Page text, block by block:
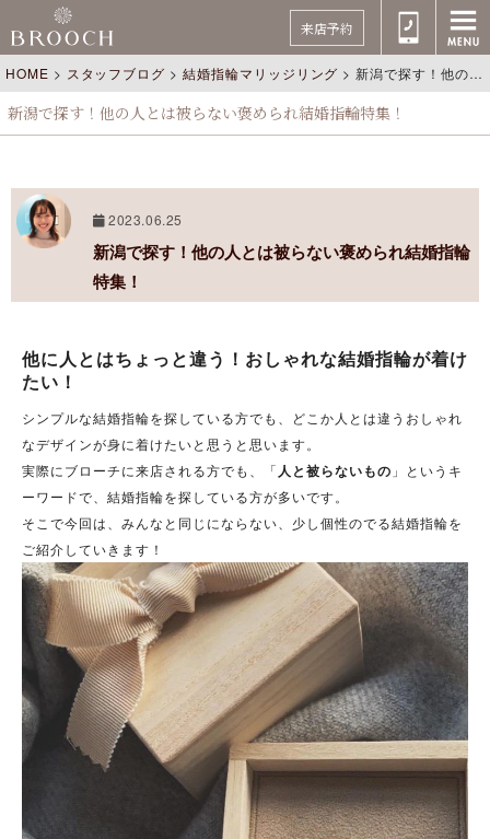
来店予約
HOME > スタッフブログ >結婚指輪マリッジリング > 新潟で探す！他の人とは被らない褒められ結婚指輪特集！
新潟で探す！他の人とは被らない褒められ結婚指輪特集！
2023.06.25
新潟で探す！他の人とは被らない褒められ結婚指輪
特集！
他に人とはちょっと違う！おしゃれな結婚指輪が着け
たい！
シンプルな結婚指輪を探している方でも、どこか人とは違うおしゃれ
なデザインが身に着けたいと思うと思います。
実際にブローチに来店される方でも、「人と被らないもの 」というキ
ーワードで、結婚指輪を探している方が多いです。
そこで今回は、みんなと同じにならない、少し個性のでる結婚指輪を
ご紹介していきます！